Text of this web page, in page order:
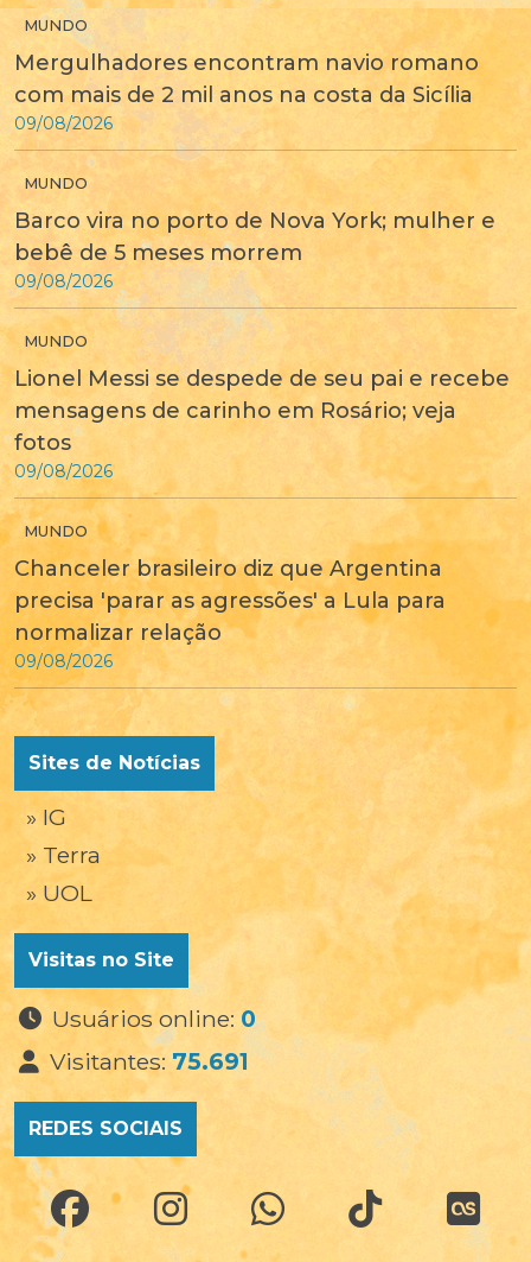
MUNDO
Mergulhadores encontram navio romano
com mais de 2 mil anos na costa da Sicília
09/08/2026
MUNDO
Barco vira no porto de Nova York; mulher e
bebê de 5 meses morrem
09/08/2026
MUNDO
Lionel Messi se despede de seu pai e recebe
mensagens de carinho em Rosário; veja
fotos
09/08/2026
MUNDO
Chanceler brasileiro diz que Argentina
precisa 'parar as agressões' a Lula para
normalizar relação
09/08/2026
Sites de Notícias
» IG
» Terra
» UOL
Visitas no Site
Usuários online: 0
Visitantes: 75.691
REDES SOCIAIS